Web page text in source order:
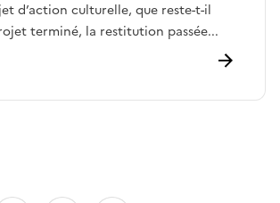
d’action culturelle, que reste-t-il
terminé, la restitution passée...